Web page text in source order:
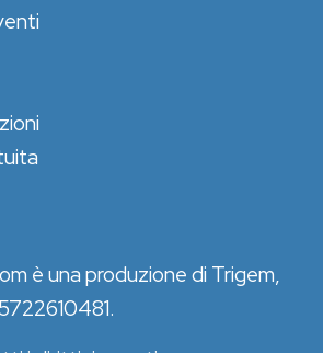
è una produzione di Trigem,